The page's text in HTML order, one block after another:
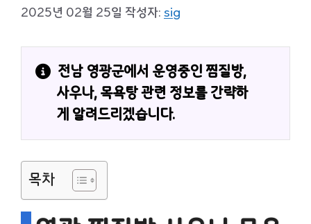
2025년 02월 25일 작성자: sig
전남 영광군에서 운영중인 찜질방,
사우나, 목욕탕 관련 정보를 간략하
게 알려드리겠습니다.
목차